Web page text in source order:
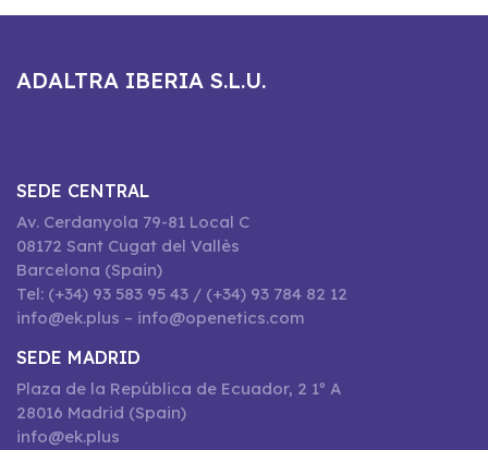
ADALTRA IBERIA S.L.U.
SEDE CENTRAL
Av. Cerdanyola 79-81 Local C
08172 Sant Cugat del Vallès
Barcelona (Spain)
Tel: (+34) 93 583 95 43 / (+34) 93 784 82 12
info@ek.plus – info@openetics.com
SEDE MADRID
Plaza de la República de Ecuador, 2 1º A
28016 Madrid (Spain)
info@ek.plus